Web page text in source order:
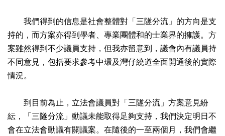
我們得到的信息是社會整體對「三隧分流」的方向是支
持的，而方案亦得到學者、專業團體和的士業界的擁護。方
案雖然得到不少議員支持，但我亦留意到，議會內有議員持
不同意見，包括要求參考中環及灣仔繞道全面開通後的實際
情況。
到目前為止，立法會議員對「三隧分流」方案意見紛
紜，「三隧分流」動議未能取得足夠支持，我們決定明日不
會在立法會動議有關議案。在隨後的一至兩個月，我們會繼